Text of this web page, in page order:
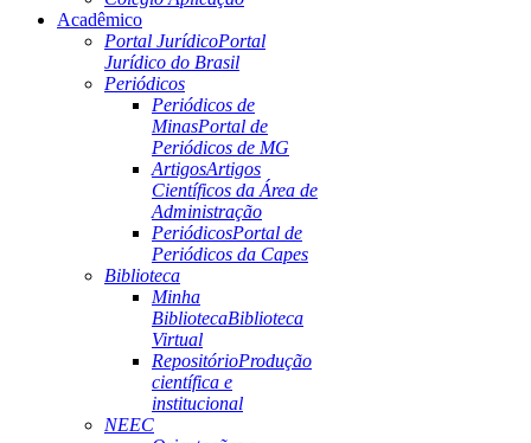
Acadêmico
Portal JurídicoPortal
Jurídico do Brasil
Periódicos
Periódicos de
MinasPortal de
Periódicos de MG
ArtigosArtigos
Científicos da Área de
Administração
PeriódicosPortal de
Periódicos da Capes
Biblioteca
Minha
BibliotecaBiblioteca
Virtual
RepositórioProdução
científica e
institucional
NEEC